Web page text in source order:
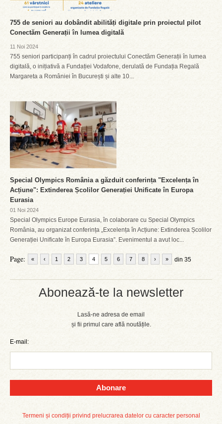
Abonează-te la newsletter
Lasă-ne adresa de email
și fii primul care află noutățile.
E-mail:
Abonare
Termeni și condiții privind prelucrarea datelor cu caracter personal
755 de seniori au dobândit abilități digitale prin proiectul pilot
Conectăm Generații în lumea digitală
11 Noi 2024
755 seniori participanți în cadrul proiectului Conectăm Generații în lumea
digitală, o inițiativă a Fundației Vodafone, derulată de Fundația Regală
Margareta a României în București și alte 10...
Special Olympics România a găzduit conferința "Excelența în
Acțiune": Extinderea Școlilor Generației Unificate în Europa
Eurasia
01 Noi 2024
Special Olympics Europe Eurasia, în colaborare cu Special Olympics
România, au organizat conferința „Excelența în Acțiune: Extinderea Școlilor
Generației Unificate în Europa Eurasia”. Evenimentul a avut loc...
Page: « ‹ 1 2 3 4 5 6 7 8 din 35
› »